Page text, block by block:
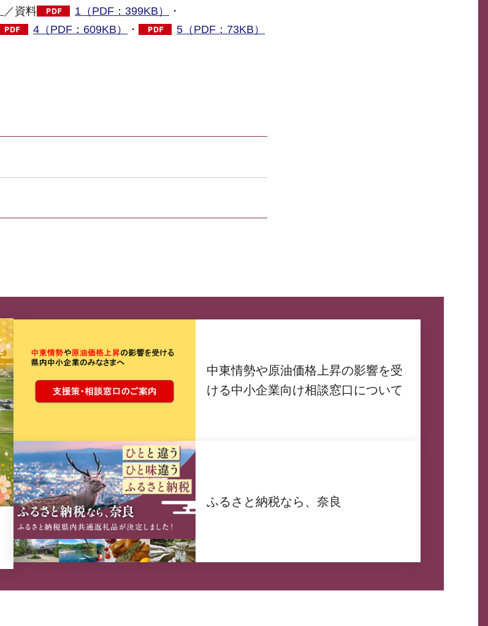
／資料 1（PDF：399KB）
・
4（PDF：609KB） ・ 5（PDF：73KB）
中東情勢や原油価格上昇の影響を受
ける中小企業向け相談窓口について
ふるさと納税なら、奈良